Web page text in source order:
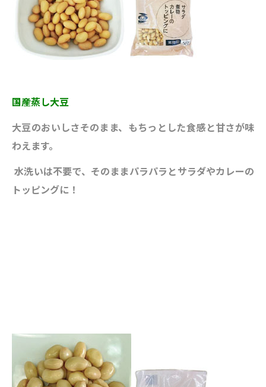
国産蒸し大豆
大豆のおいしさそのまま、もちっ とした食感と甘さが味
わえます。
水洗いは不要で、そのままパラパラとサラダやカレーの
トッピングに！